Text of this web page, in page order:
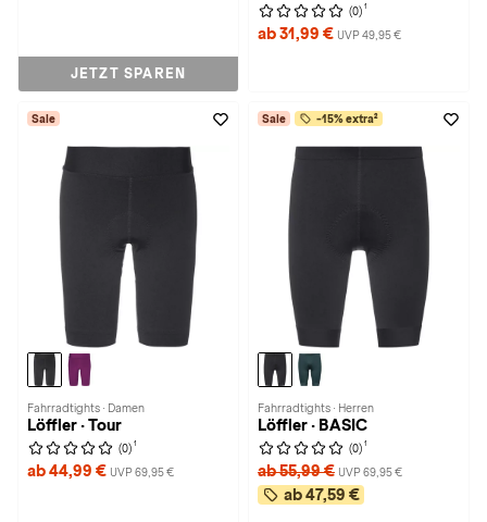
JETZT SPAREN
(0) 1
ab 31,99 € UVP 49,95 €
Sale
Fahrradtights · Damen
Löffler · Tour
(0) 1
ab 44,99 € UVP 69,95 €
Sale -15% extra²
Fahrradtights · Herren
Löffler · BASIC
(0) 1
ab 55,99 € UVP 69,95 €
ab 47,59 €